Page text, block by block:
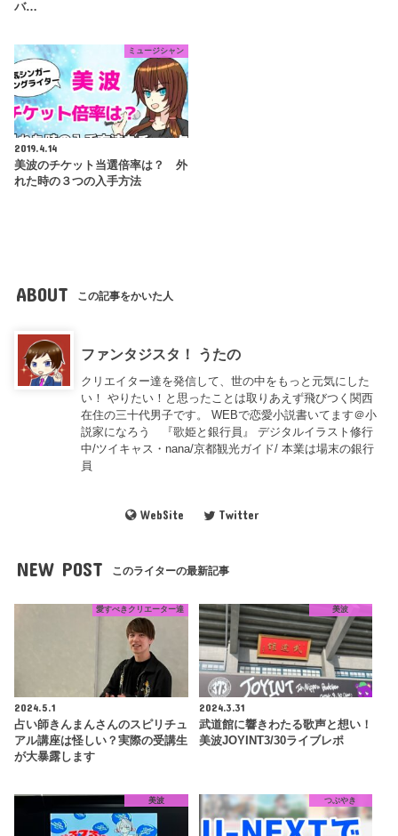
バ…
ミュージシャン
2019.4.14
美波のチケット当選倍率は？ 外
れた時の３つの入手方法
ABOUT この記事をかいた人
ファンタジスタ！ うたの
クリエイター達を発信して、世の中をもっと元気にした
い！ やりたい！と思ったことは取りあえず飛びつく関西
在住の三十代男子です。 WEBで恋愛小説書いてます＠小
説家になろう 『歌姫と銀行員』 デジタルイラスト修行
中/ツイキャス・nana/京都観光ガイド/ 本業は場末の銀行
員
WebSite Twitter
NEW POST このライターの最新記事
愛すべきクリエーター達
2024.5.1
占い師きんまんさんのスピリチュ
アル講座は怪しい？実際の受講生
が大暴露します
美波
2024.3.31
武道館に響きわたる歌声と想い！
美波JOYINT3/30ライブレポ
美波 つぶやき